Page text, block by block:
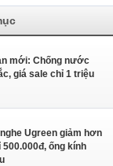
mới: Chống nước
giá sale chỉ 1 triệu
Ugreen giảm hơn
ống kính